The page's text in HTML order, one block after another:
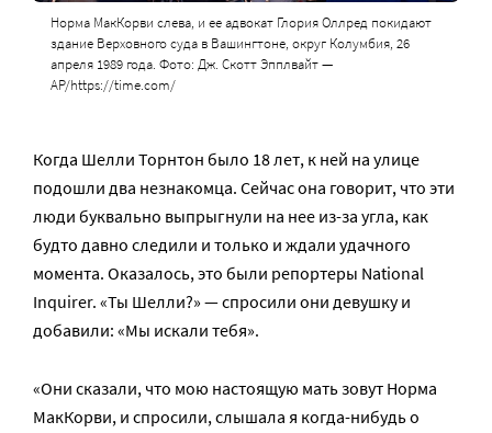
Норма МакКорви слева, и ее адвокат Глория Оллред покидают
здание Верховного суда в Вашингтоне, округ Колумбия, 26
апреля 1989 года. Фото: Дж. Скотт Эпплвайт —
AP/https://time.com/
Когда Шелли Торнтон было 18 лет, к ней на улице
подошли два незнакомца. Сейчас она говорит, что эти
люди буквально выпрыгнули на нее из-за угла, как
будто давно следили и только и ждали удачного
момента. Оказалось, это были репортеры National
Inquirer. «Ты Шелли?» — спросили они девушку и
добавили: «Мы искали тебя».
«Они сказали, что мою настоящую мать зовут Норма
МакКорви, и спросили, слышала я когда-нибудь о